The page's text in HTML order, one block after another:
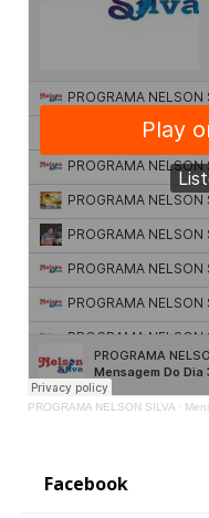
PROGRAMA NELSON SILVA ·
Facebook